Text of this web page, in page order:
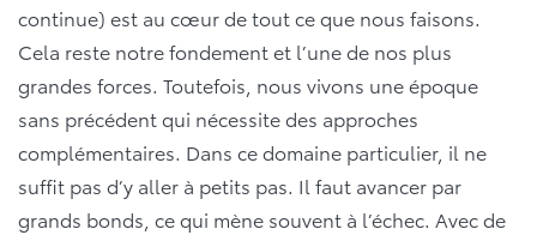
continue) est au cœur de tout ce que nous faisons.
Cela reste notre fondement et l’une de nos plus
grandes forces. Toutefois, nous vivons une époque
sans précédent qui nécessite des approches
complémentaires. Dans ce domaine particulier, il ne
suffit pas d’y aller à petits pas. Il faut avancer par
grands bonds, ce qui mène souvent à l’échec. Avec de